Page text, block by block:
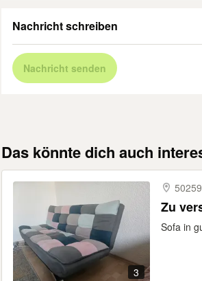
Nachricht schreiben
Nachricht senden
Das könnte dich auch
3
Zu
Sofa in